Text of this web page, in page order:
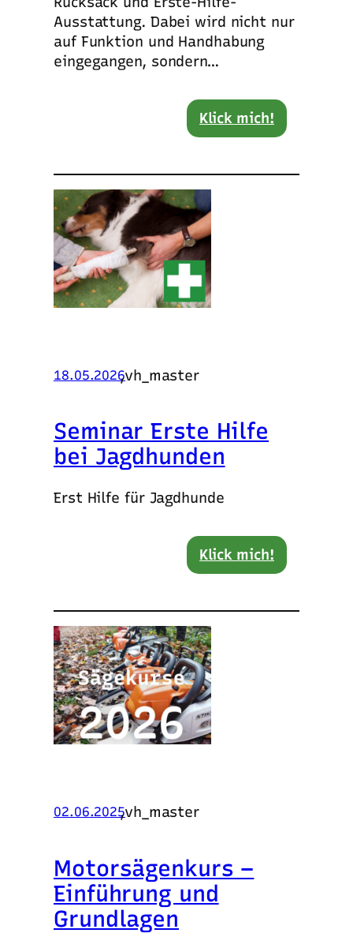
Ausstattung. Dabei wird nicht nur
auf Funktion und Handhabung
eingegangen, sondern…
Klick mich!
18.05.2026
,vh_master
Seminar Erste Hilfe
bei Jagdhunden
Erst Hilfe für Jagdhunde
Klick mich!
02.06.2025
,vh_master
Motorsägenkurs –
Einführung und
Grundlagen